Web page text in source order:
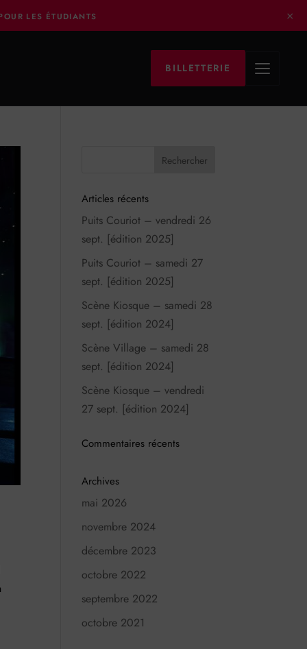
LES ÉTUDIANTS ×
BILLETTERIE
Articles récents
Puits Couriot – vendredi 26
sept. [édition 2025]
Puits Couriot – samedi 27
sept. [édition 2025]
Scène Kiosque – samedi 28
sept. [édition 2024]
Scène Village – samedi 28
sept. [édition 2024]
Scène Kiosque – vendredi
27 sept. [édition 2024]
Commentaires récents
Archives
mai 2026
novembre 2024
décembre 2023
octobre 2022
septembre 2022
octobre 2021